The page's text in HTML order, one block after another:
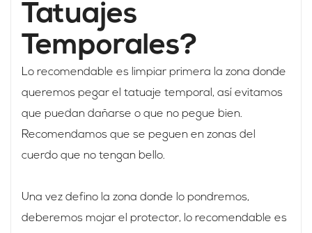
Tatuajes
Temporales?
Lo recomendable es limpiar primera la zona donde
queremos pegar el tatuaje temporal, así evitamos
que puedan dañarse o que no pegue bien.
Recomendamos que se peguen en zonas del
cuerdo que no tengan bello.
Una vez defino la zona donde lo pondremos,
deberemos mojar el protector, lo recomendable es